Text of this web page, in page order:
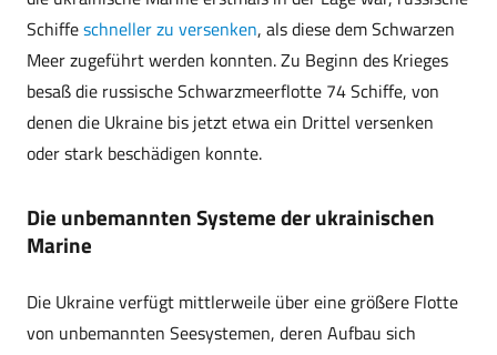
Schiffeschneller zu versenken, als diese dem Schwarzen
Meer zugeführt werden konnten. Zu Beginn des Krieges
besaß die russische Schwarzmeerflotte 74 Schiffe, von
denen die Ukraine bis jetzt etwa ein Drittel versenken
oder stark beschädigen konnte.
Die unbemannten Systeme der ukrainischen
Marine
Die Ukraine verfügt mittlerweile über eine größere Flotte
von unbemannten Seesystemen, deren Aufbau sich